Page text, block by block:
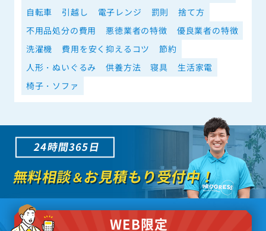
自転車
引越し 電子レンジ 罰則
捨て方
不用品処分の費用
悪徳業者の特徴
優良業者の特徴
洗濯機
費用を安く抑えるコツ
節約
人形・ぬいぐるみ
供養方法 寝具
生活家電
椅子・ソファ
24時間365日
無料相談＆お見積もり受付中！
WEB限定